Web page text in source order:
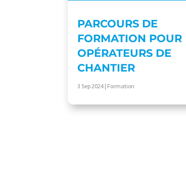
PARCOURS DE
FORMATION POUR
OPÉRATEURS DE
CHANTIER
3 Sep 2024 | Formation